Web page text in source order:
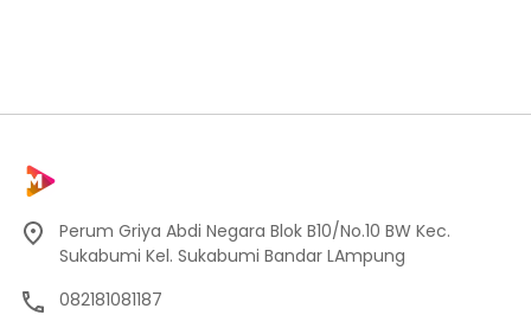
Perum Griya Abdi Negara Blok B10/No.10 BW Kec.
Sukabumi Kel. Sukabumi Bandar LAmpung
082181081187